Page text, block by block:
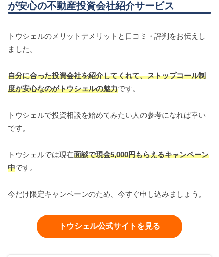
が安心の不動産投資会社紹介サービス
トウシェルのメリットデメリットと口コミ・評判をお伝えし
ました。
自分に合った投資会社を紹介してくれて、ストップコール制
度が安心なのがトウシェルの魅力です。
トウシェルで投資相談を始めてみたい人の参考になれば幸い
です。
トウシェルでは現在面談で現金5,000円もらえるキャンペーン
中です。
今だけ限定キャンペーンのため、今すぐ申し込みましょう。
トウシェル公式サイトを見る